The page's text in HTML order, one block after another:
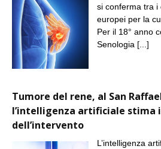
si conferma tra i
europei per la
Per il 18° anno
Senologia [...]
Tumore del rene, al San
l’intelligenza artificiale stima
dell’intervento
L’intelligenza